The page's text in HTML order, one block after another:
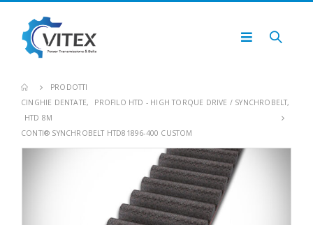
PRODOTTI
CINGHIE DENTATE, PROFILO HTD - HIGH TORQUE DRIVE / SYNCHROBELT,
HTD 8M
CONTI® SYNCHROBELT HTD81896-400 CUSTOM